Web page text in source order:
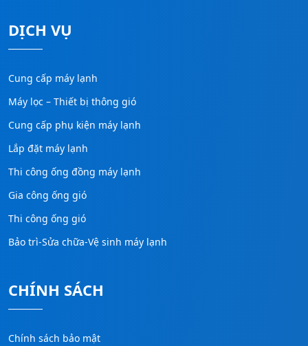
DỊCH VỤ
Cung cấp máy lạnh
Máy lọc – Thiết bị thông gió
Cung cấp phụ kiện máy lạnh
Lắp đặt máy lạnh
Thi công ống đồng máy lạnh
Gia công ống gió
Thi công ống gió
Bảo trì-Sửa chữa-Vệ sinh máy lạnh
CHÍNH SÁCH
Chính sách bảo mật